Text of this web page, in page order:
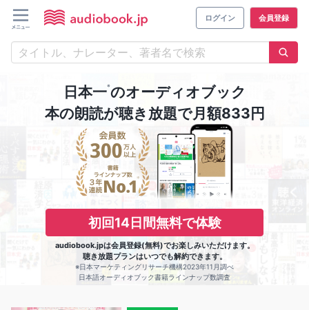
ログイン 会員登録
日本一※のオーディオブック
本の朗読が聴き放題で月額833円
初回14日間無料で体験
audiobook.jpは会員登録(無料)でお楽しみいただけます。
聴き放題プランはいつでも解約できます。
※日本マーケティングリサーチ機構2023年11月調べ
日本語オーディオブック書籍ラインナップ数調査